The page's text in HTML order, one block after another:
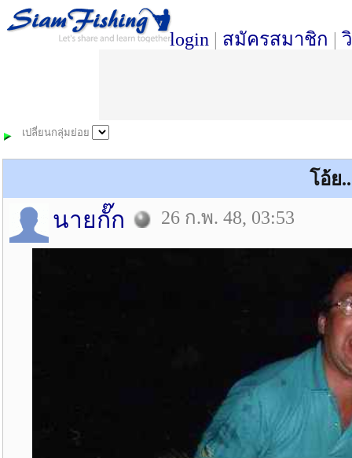
login | สมัครสมาชิก |
เปลี่ยนกลุ่มย่อย
โอ้ย
นายกั๊ก 26 ก.พ. 48, 03:53